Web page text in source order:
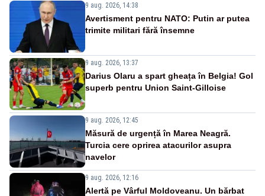
9 aug. 2026, 14:38
Avertisment pentru NATO: Putin ar putea
trimite militari fără însemne
9 aug. 2026, 13:37
Darius Olaru a spart gheața în Belgia! Gol
superb pentru Union Saint-Gilloise
9 aug. 2026, 12:45
Măsură de urgență în Marea Neagră.
Turcia cere oprirea atacurilor asupra
navelor
9 aug. 2026, 12:16
Alertă pe Vârful Moldoveanu. Un bărbat